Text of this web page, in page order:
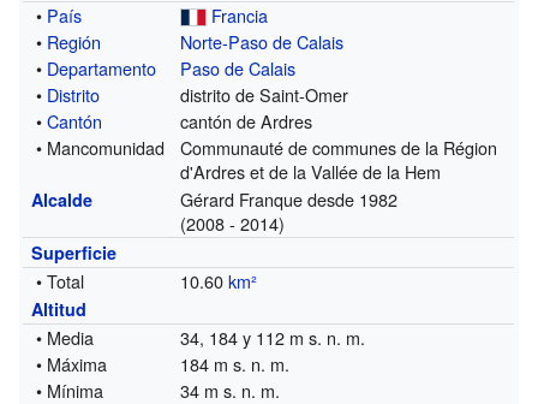
• País
Francia
• Región
Norte-Paso de Calais
• Departamento
Paso de Calais
• Distrito
distrito de Saint-Omer
•Cantón
cantón de Ardres
• Mancomunidad
Communauté de communes de la Région
d'Ardres et de la Vallée de la Hem
Alcalde
Gérard Franque desde 1982
(2008 - 2014)
Superficie
• Total 10.60km²
Altitud
• Media
34, 184 y 112 m s. n. m.
• Máxima
184 m s. n. m.
• Mínima
34 m s. n. m.